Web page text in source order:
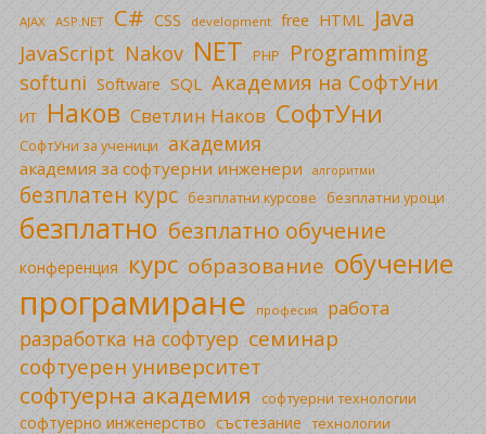
AJAX ASP.NET C# CSS development free HTML Java
JavaScript Nakov NET PHP Programming
softuni Software SQL Академия на СофтУни
ИТ Наков Светлин Наков СофтУни
СофтУни за ученици академия
академия за софтуерни инженери алгоритми
безплатен курс безплатни курсове безплатни уроци
безплатно безплатно обучение
конференция курс образование обучение
програмиране професия работа
разработка на софтуер семинар
софтуерен университет
софтуерна академия софтуерни технологии
софтуерно инженерство състезание технологии